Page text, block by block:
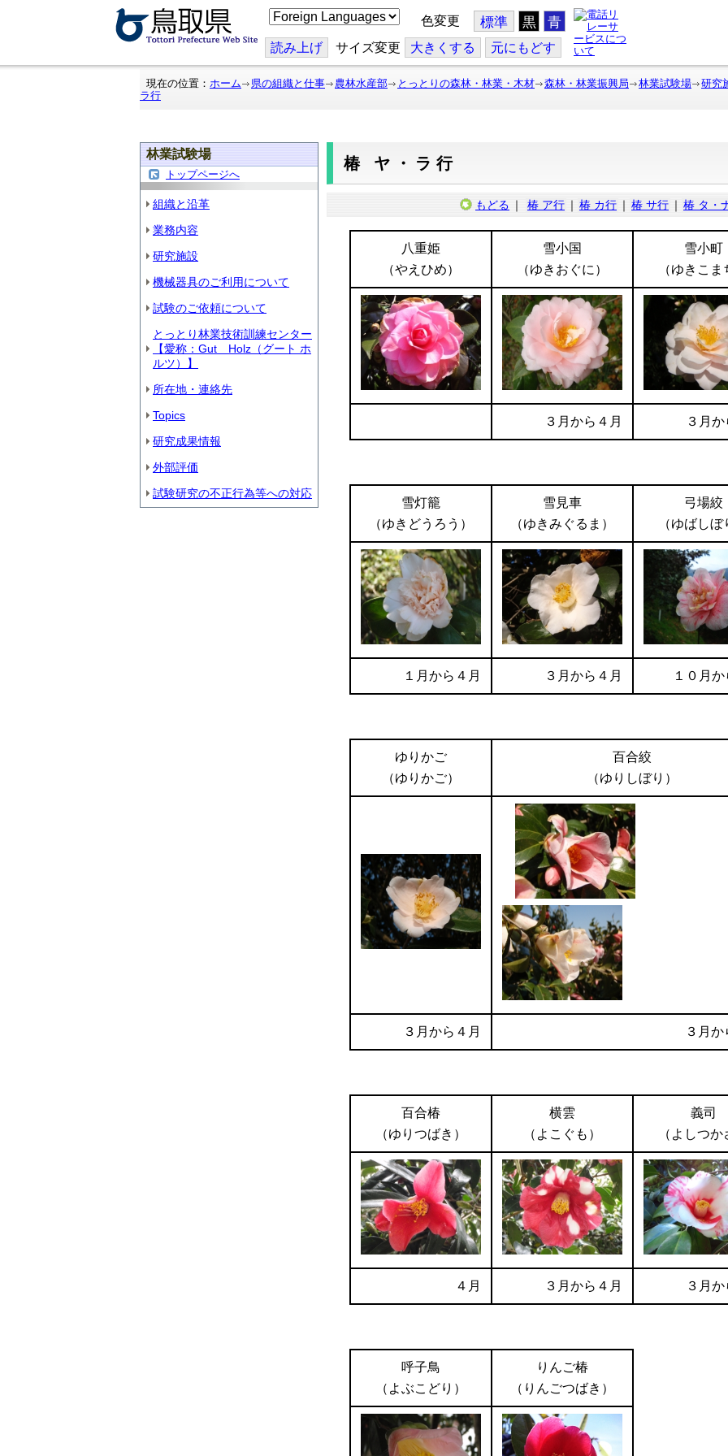
こ
の
ジ
を
翻
色変更 標準 黒 青
読み上げ サイズ変更 大きくする 元にもどす
現在の位置： ホーム 県の組織と仕事 農林水産部 とっとりの森林・林業・木材 森林・林業振興局 林業試験場
研究
ラ行
林業試験場
トップページへ
組織と沿革
業務内容
研究施設
機械器具のご利用について
試験のご依頼について
とっとり林業技術訓練センター
【愛称：Gut Holz（グート ホ
ルツ）】
所在地・連絡先
Topics
研究成果情報
外部評価
試験研究の不正行為等への対応
椿 ヤ・ラ行
もどる ｜ 椿 ア行 ｜ 椿 カ行 ｜ 椿 サ行 ｜ 椿 タ・
八重姫
（やえひめ）
雪小国
（ゆきおぐに）
雪小町
（ゆきこま
３月から４月 ３月
雪灯籠
（ゆきどうろう）
雪見車
（ゆきみぐるま）
弓場絞
（ゆばしぼ
１月から４月 ３月から４月 １０月
ゆりかご
（ゆりかご）
百合絞
（ゆりしぼり）
３月から４月 ３月
百合椿
（ゆりつばき）
横雲
（よこぐも）
義司
（よしつか
４月 ３月から４月 ３月
呼子鳥
（よぶこどり）
りんご椿
（りんごつばき）